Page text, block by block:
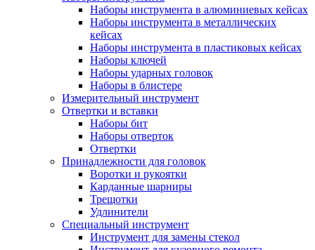
Наборы инструмента в алюминиевых кейсах
Наборы инструмента в металлических
кейсах
Наборы инструмента в пластиковых кейсах
Наборы ключей
Наборы ударных головок
Наборы в блистере
Измерительный инструмент
Отвертки и вставки
Наборы бит
Наборы отверток
Отвертки
Принадлежности для головок
Воротки и рукоятки
Карданные шарниры
Трещотки
Удлинители
Специальный инструмент
Инструмент для замены стекол